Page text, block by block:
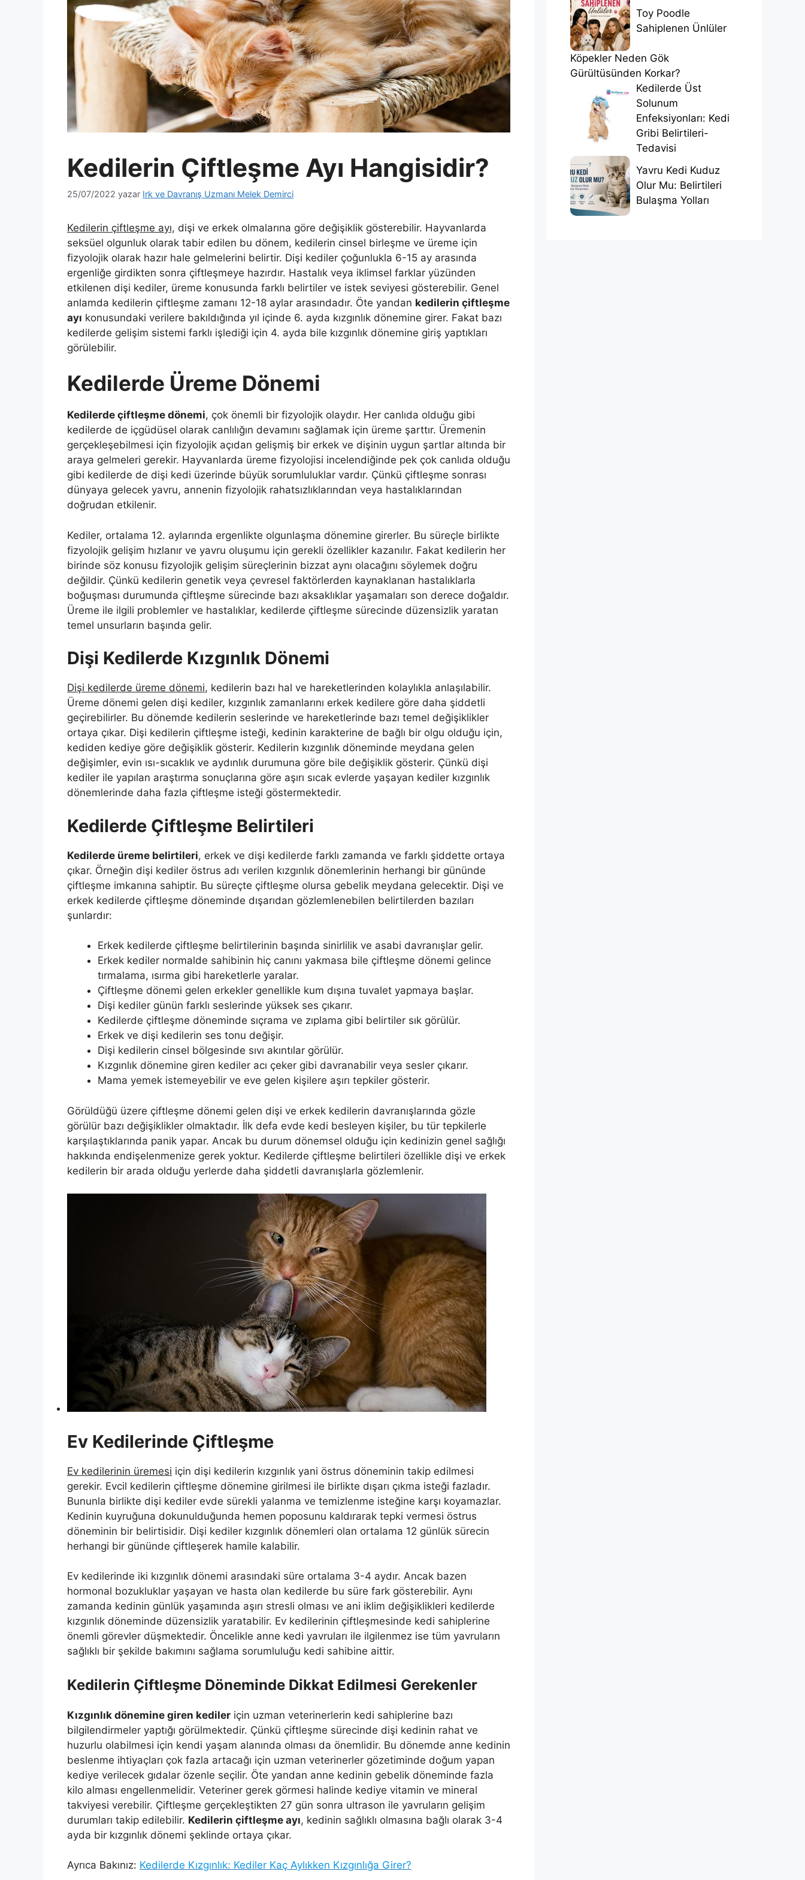
Kedilerin Çiftleşme Ayı Hangisidir?
25/07/2022 yazar Irk ve Davranış Uzmanı Melek Demirci
Kedilerin çiftleşme ayı, dişi ve erkek olmalarına göre değişiklik gösterebilir. Hayvanlarda
seksüel olgunluk olarak tabir edilen bu dönem, kedilerin cinsel birleşme ve üreme için
fizyolojik olarak hazır hale gelmelerini belirtir. Dişi kediler çoğunlukla 6-15 ay arasında
ergenliğe girdikten sonra çiftleşmeye hazırdır. Hastalık veya iklimsel farklar yüzünden
etkilenen dişi kediler, üreme konusunda farklı belirtiler ve istek seviyesi gösterebilir. Genel
anlamda kedilerin çiftleşme zamanı 12-18 aylar arasındadır. Öte yandan kedilerin çiftleşme
ayı konusundaki verilere bakıldığında yıl içinde 6. ayda kızgınlık dönemine girer. Fakat bazı
kedilerde gelişim sistemi farklı işlediği için 4. ayda bile kızgınlık dönemine giriş yaptıkları
görülebilir.
Kedilerde Üreme Dönemi
Kedilerde çiftleşme dönemi, çok önemli bir fizyolojik olaydır. Her canlıda olduğu gibi
kedilerde de içgüdüsel olarak canlılığın devamını sağlamak için üreme şarttır. Üremenin
gerçekleşebilmesi için fizyolojik açıdan gelişmiş bir erkek ve dişinin uygun şartlar altında bir
araya gelmeleri gerekir. Hayvanlarda üreme fizyolojisi incelendiğinde pek çok canlıda olduğu
gibi kedilerde de dişi kedi üzerinde büyük sorumluluklar vardır. Çünkü çiftleşme sonrası
dünyaya gelecek yavru, annenin fizyolojik rahatsızlıklarından veya hastalıklarından
doğrudan etkilenir.
Kediler, ortalama 12. aylarında ergenlikte olgunlaşma dönemine girerler. Bu süreçle birlikte
fizyolojik gelişim hızlanır ve yavru oluşumu için gerekli özellikler kazanılır. Fakat kedilerin her
birinde söz konusu fizyolojik gelişim süreçlerinin bizzat aynı olacağını söylemek doğru
değildir. Çünkü kedilerin genetik veya çevresel faktörlerden kaynaklanan hastalıklarla
boğuşması durumunda çiftleşme sürecinde bazı aksaklıklar yaşamaları son derece doğaldır.
Üreme ile ilgili problemler ve hastalıklar, kedilerde çiftleşme sürecinde düzensizlik yaratan
temel unsurların başında gelir.
Dişi Kedilerde Kızgınlık Dönemi
Dişi kedilerde üreme dönemi, kedilerin bazı hal ve hareketlerinden kolaylıkla anlaşılabilir.
Üreme dönemi gelen dişi kediler, kızgınlık zamanlarını erkek kedilere göre daha şiddetli
geçirebilirler. Bu dönemde kedilerin seslerinde ve hareketlerinde bazı temel değişiklikler
ortaya çıkar. Dişi kedilerin çiftleşme isteği, kedinin karakterine de bağlı bir olgu olduğu için,
kediden kediye göre değişiklik gösterir. Kedilerin kızgınlık döneminde meydana gelen
değişimler, evin ısı-sıcaklık ve aydınlık durumuna göre bile değişiklik gösterir. Çünkü dişi
kediler ile yapılan araştırma sonuçlarına göre aşırı sıcak evlerde yaşayan kediler kızgınlık
dönemlerinde daha fazla çiftleşme isteği göstermektedir.
Kedilerde Çiftleşme Belirtileri
Kedilerde üreme belirtileri, erkek ve dişi kedilerde farklı zamanda ve farklı şiddette ortaya
çıkar. Örneğin dişi kediler östrus adı verilen kızgınlık dönemlerinin herhangi bir gününde
çiftleşme imkanına sahiptir. Bu süreçte çiftleşme olursa gebelik meydana gelecektir. Dişi ve
erkek kedilerde çiftleşme döneminde dışarıdan gözlemlenebilen belirtilerden bazıları
şunlardır:
Erkek kedilerde çiftleşme belirtilerinin başında sinirlilik ve asabi davranışlar gelir.
Erkek kediler normalde sahibinin hiç canını yakmasa bile çiftleşme dönemi gelince
tırmalama, ısırma gibi hareketlerle yaralar.
Çiftleşme dönemi gelen erkekler genellikle kum dışına tuvalet yapmaya başlar.
Dişi kediler günün farklı seslerinde yüksek ses çıkarır.
Kedilerde çiftleşme döneminde sıçrama ve zıplama gibi belirtiler sık görülür.
Erkek ve dişi kedilerin ses tonu değişir.
Dişi kedilerin cinsel bölgesinde sıvı akıntılar görülür.
Kızgınlık dönemine giren kediler acı çeker gibi davranabilir veya sesler çıkarır.
Mama yemek istemeyebilir ve eve gelen kişilere aşırı tepkiler gösterir.
Görüldüğü üzere çiftleşme dönemi gelen dişi ve erkek kedilerin davranışlarında gözle
görülür bazı değişiklikler olmaktadır. İlk defa evde kedi besleyen kişiler, bu tür tepkilerle
karşılaştıklarında panik yapar. Ancak bu durum dönemsel olduğu için kedinizin genel sağlığı
hakkında endişelenmenize gerek yoktur. Kedilerde çiftleşme belirtileri özellikle dişi ve erkek
kedilerin bir arada olduğu yerlerde daha şiddetli davranışlarla gözlemlenir.
Ev Kedilerinde Çiftleşme
Ev kedilerinin üremesi için dişi kedilerin kızgınlık yani östrus döneminin takip edilmesi
gerekir. Evcil kedilerin çiftleşme dönemine girilmesi ile birlikte dışarı çıkma isteği fazladır.
Bununla birlikte dişi kediler evde sürekli yalanma ve temizlenme isteğine karşı koyamazlar.
Kedinin kuyruğuna dokunulduğunda hemen poposunu kaldırarak tepki vermesi östrus
döneminin bir belirtisidir. Dişi kediler kızgınlık dönemleri olan ortalama 12 günlük sürecin
herhangi bir gününde çiftleşerek hamile kalabilir.
Ev kedilerinde iki kızgınlık dönemi arasındaki süre ortalama 3-4 aydır. Ancak bazen
hormonal bozukluklar yaşayan ve hasta olan kedilerde bu süre fark gösterebilir. Aynı
zamanda kedinin günlük yaşamında aşırı stresli olması ve ani iklim değişiklikleri kedilerde
kızgınlık döneminde düzensizlik yaratabilir. Ev kedilerinin çiftleşmesinde kedi sahiplerine
önemli görevler düşmektedir. Öncelikle anne kedi yavruları ile ilgilenmez ise tüm yavruların
sağlıklı bir şekilde bakımını sağlama sorumluluğu kedi sahibine aittir.
Kedilerin Çiftleşme Döneminde Dikkat Edilmesi Gerekenler
Kızgınlık dönemine giren kediler için uzman veterinerlerin kedi sahiplerine bazı
bilgilendirmeler yaptığı görülmektedir. Çünkü çiftleşme sürecinde dişi kedinin rahat ve
huzurlu olabilmesi için kendi yaşam alanında olması da önemlidir. Bu dönemde anne kedinin
beslenme ihtiyaçları çok fazla artacağı için uzman veterinerler gözetiminde doğum yapan
kediye verilecek gıdalar özenle seçilir. Öte yandan anne kedinin gebelik döneminde fazla
kilo alması engellenmelidir. Veteriner gerek görmesi halinde kediye vitamin ve mineral
takviyesi verebilir. Çiftleşme gerçekleştikten 27 gün sonra ultrason ile yavruların gelişim
durumları takip edilebilir. Kedilerin çiftleşme ayı, kedinin sağlıklı olmasına bağlı olarak 3-4
ayda bir kızgınlık dönemi şeklinde ortaya çıkar.
Ayrıca Bakınız: Kedilerde Kızgınlık: Kediler Kaç Aylıkken Kızgınlığa Girer?
Toy Poodle
Sahiplenen Ünlüler
Köpekler Neden Gök
Gürültüsünden Korkar?
Kedilerde Üst
Solunum
Enfeksiyonları: Kedi
Gribi Belirtileri-
Tedavisi
Yavru Kedi Kuduz
Olur Mu: Belirtileri
Bulaşma Yolları